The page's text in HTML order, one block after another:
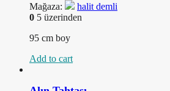
Mağaza:
halit demli
0 5 üzerinden
95 cm boy
Add to cart